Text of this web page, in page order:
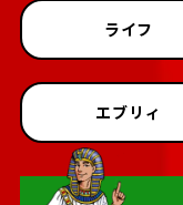
ライフ
エブリィ